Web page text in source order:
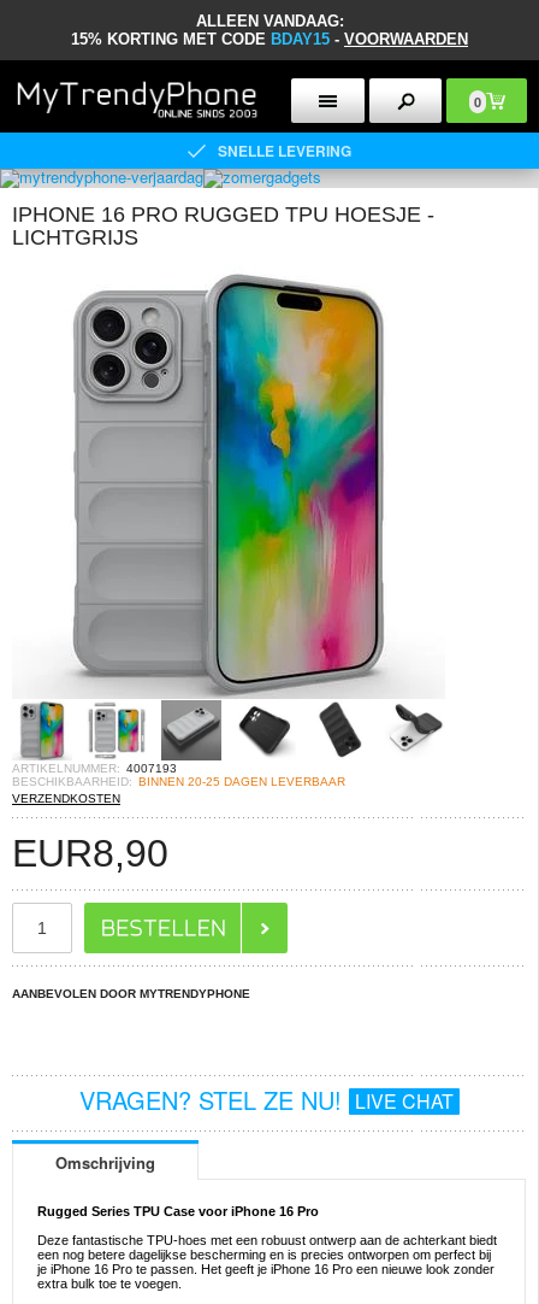
ALLEEN VANDAAG:
15% KORTING MET CODE BDAY15 - VOORWAARDEN
0
SNELLE LEVERING
IPHONE 16 PRO RUGGED TPU HOESJE -
LICHTGRIJS
ARTIKELNUMMER: 4007193
BESCHIKBAARHEID: BINNEN 20-25 DAGEN LEVERBAAR
VERZENDKOSTEN
EUR8,90
AANBEVOLEN DOOR MYTRENDYPHONE
VRAGEN? STEL ZE NU! LIVE CHAT
Omschrijving
Rugged Series TPU Case voor iPhone 16 Pro
Deze fantastische TPU-hoes met een robuust ontwerp aan de achterkant biedt
een nog betere dagelijkse bescherming en is precies ontworpen om perfect bij
je iPhone 16 Pro te passen. Het geeft je iPhone 16 Pro een nieuwe look zonder
extra bulk toe te voegen.